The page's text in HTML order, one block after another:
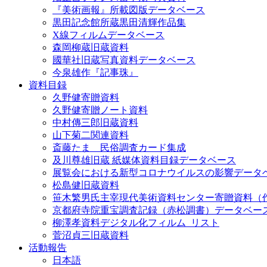
『美術画報』所載図版データベース
黒田記念館所蔵黒田清輝作品集
X線フィルムデータベース
森岡柳蔵旧蔵資料
國華社旧蔵写真資料データベース
今泉雄作『記事珠』
資料目録
久野健寄贈資料
久野健寄贈ノート資料
中村傳三郎旧蔵資料
山下菊二関連資料
斎藤たま 民俗調査カード集成
及川尊雄旧蔵 紙媒体資料目録データベース
展覧会における新型コロナウイルスの影響データ
松島健旧蔵資料
笹木繁男氏主宰現代美術資料センター寄贈資料（
京都府寺院重宝調査記録（赤松調書）データベー
柳澤孝資料デジタル化フィルム_リスト
菅沼貞三旧蔵資料
活動報告
日本語